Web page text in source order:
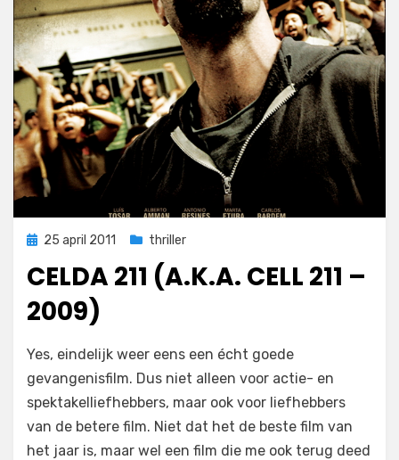
Geplaatst
25 april 2011 thriller
CELDA 211 (A.K.A. CELL 211 –
2009)
door Filmofiel.nl
2 reactiesop
Celda
211
(a.k.a.
Cell
211
Yes, eindelijk weer eens een écht goede
gevangenisfilm. Dus niet alleen voor actie- en
spektakelliefhebbers, maar ook voor liefhebbers
van de betere film. Niet dat het de beste film van
het jaar is, maar wel een film die me ook terug deed